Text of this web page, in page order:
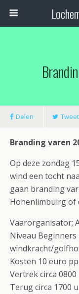
Delen Tweet
Branding varen
Op deze zondag
wind een tocht
gaan branding
Hohenlimbuirg of
Vaarorganisator;
Niveau
windkracht/
Kosten 10 euro pp
Vertrek circa
Terug circa 1700